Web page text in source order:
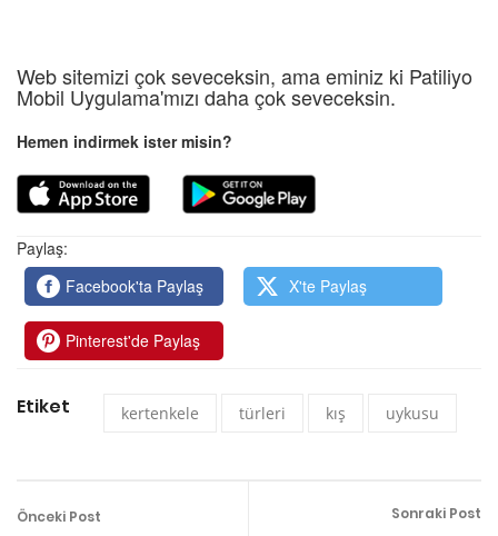
Web sitemizi çok seveceksin, ama eminiz ki Patiliyo
Mobil Uygulama'mızı daha çok seveceksin.
Hemen indirmek ister misin?
Paylaş:
Facebook'ta Paylaş
X'te Paylaş
Pinterest'de Paylaş
Etiket kertenkele türleri kış uykusu
Önceki Post Sonraki Post